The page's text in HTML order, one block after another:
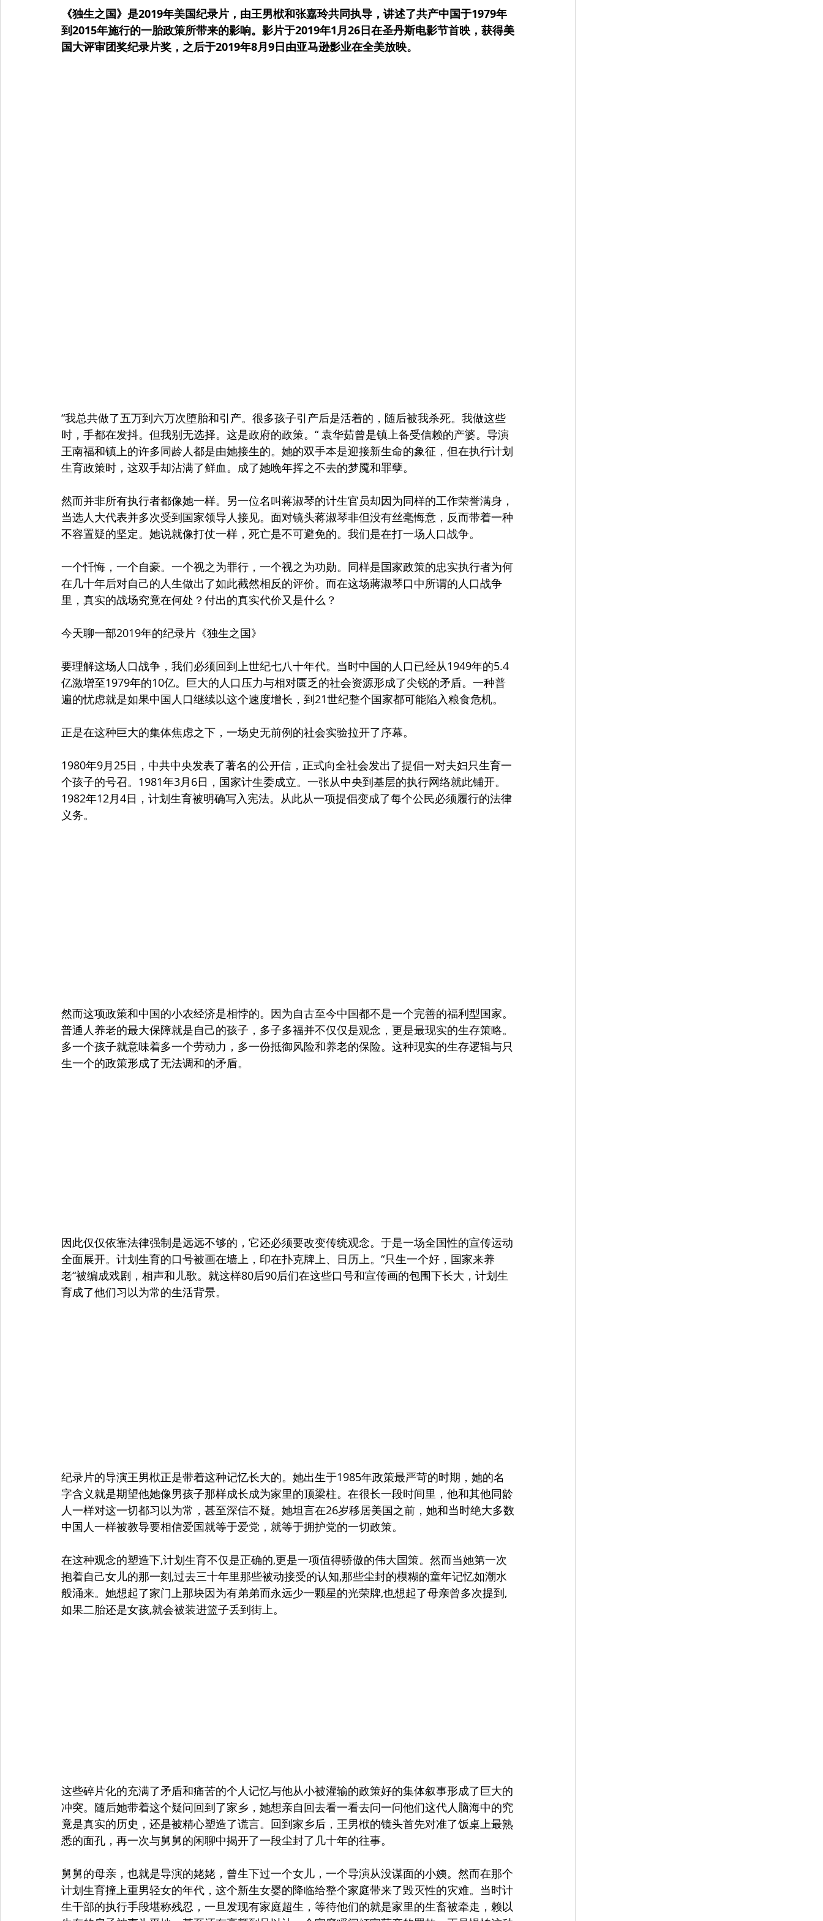
《独生之国》是2019年美国纪录片，由王男栿和张嘉玲共同执导，讲述了共产中国于1979年
到2015年施行的一胎政策所带来的影响。影片于2019年1月26日在圣丹斯电影节首映，获得美
国大评审团奖纪录片奖，之后于2019年8月9日由亚马逊影业在全美放映。
“我总共做了五万到六万次堕胎和引产。很多孩子引产后是活着的，随后被我杀死。我做这些
时，手都在发抖。但我别无选择。这是政府的政策。“ 袁华茹曾是镇上备受信赖的产婆。导演
王南福和镇上的许多同龄人都是由她接生的。她的双手本是迎接新生命的象征，但在执行计划
生育政策时，这双手却沾满了鲜血。成了她晚年挥之不去的梦魇和罪孽。
然而并非所有执行者都像她一样。另一位名叫蒋淑琴的计生官员却因为同样的工作荣誉满身，
当选人大代表并多次受到国家领导人接见。面对镜头蒋淑琴非但没有丝毫悔意，反而带着一种
不容置疑的坚定。她说就像打仗一样，死亡是不可避免的。我们是在打一场人口战争。
一个忏悔，一个自豪。一个视之为罪行，一个视之为功勋。同样是国家政策的忠实执行者为何
在几十年后对自己的人生做出了如此截然相反的评价。而在这场蔣淑琴口中所谓的人口战争
里，真实的战场究竟在何处？付出的真实代价又是什么？
今天聊一部2019年的纪录片《独生之国》
要理解这场人口战争，我们必须回到上世纪七八十年代。当时中国的人口已经从1949年的5.4
亿激增至1979年的10亿。巨大的人口压力与相对匮乏的社会资源形成了尖锐的矛盾。一种普
遍的忧虑就是如果中国人口继续以这个速度增长，到21世纪整个国家都可能陷入粮食危机。
正是在这种巨大的集体焦虑之下，一场史无前例的社会实验拉开了序幕。
1980年9月25日，中共中央发表了著名的公开信，正式向全社会发出了提倡一对夫妇只生育一
个孩子的号召。1981年3月6日，国家计生委成立。一张从中央到基层的执行网络就此铺开。
1982年12月4日，计划生育被明确写入宪法。从此从一项提倡变成了每个公民必须履行的法律
义务。
然而这项政策和中国的小农经济是相悖的。因为自古至今中国都不是一个完善的福利型国家。
普通人养老的最大保障就是自己的孩子，多子多福并不仅仅是观念，更是最现实的生存策略。
多一个孩子就意味着多一个劳动力，多一份抵御风险和养老的保险。这种现实的生存逻辑与只
生一个的政策形成了无法调和的矛盾。
因此仅仅依靠法律强制是远远不够的，它还必须要改变传统观念。于是一场全国性的宣传运动
全面展开。计划生育的口号被画在墙上，印在扑克牌上、日历上。“只生一个好，国家来养
老“被编成戏剧，相声和儿歌。就这样80后90后们在这些口号和宣传画的包围下长大，计划生
育成了他们习以为常的生活背景。
纪录片的导演王男栿正是带着这种记忆长大的。她出生于1985年政策最严苛的时期，她的名
字含义就是期望他她像男孩子那样成长成为家里的顶梁柱。在很长一段时间里，他和其他同龄
人一样对这一切都习以为常，甚至深信不疑。她坦言在26岁移居美国之前，她和当时绝大多数
中国人一样被教导要相信爱国就等于爱党，就等于拥护党的一切政策。
在这种观念的塑造下,计划生育不仅是正确的,更是一项值得骄傲的伟大国策。然而当她第一次
抱着自己女儿的那一刻,过去三十年里那些被动接受的认知,那些尘封的模糊的童年记忆如潮水
般涌来。她想起了家门上那块因为有弟弟而永远少一颗星的光荣牌,也想起了母亲曾多次提到,
如果二胎还是女孩,就会被装进篮子丢到街上。
这些碎片化的充满了矛盾和痛苦的个人记忆与他从小被灌输的政策好的集体叙事形成了巨大的
冲突。随后她带着这个疑问回到了家乡，她想亲自回去看一看去问一问他们这代人脑海中的究
竟是真实的历史，还是被精心塑造了谎言。回到家乡后，王男栿的镜头首先对准了饭桌上最熟
悉的面孔，再一次与舅舅的闲聊中揭开了一段尘封了几十年的往事。
舅舅的母亲，也就是导演的姥姥，曾生下过一个女儿，一个导演从没谋面的小姨。然而在那个
计划生育撞上重男轻女的年代，这个新生女婴的降临给整个家庭带来了毁灭性的灾难。当时计
生干部的执行手段堪称残忍，一旦发现有家庭超生，等待他们的就是家里的生畜被牵走，赖以